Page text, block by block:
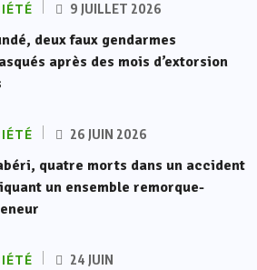
9 JUILLET 2026
deux faux gendarmes
après des mois d’extorsion
26 JUIN 2026
quatre morts dans un accident
un ensemble remorque-
24 JUIN